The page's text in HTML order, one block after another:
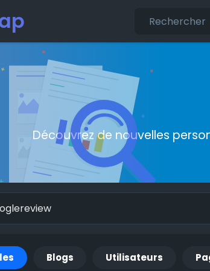
Découvrez de nouvelles
Blogs Utilisateurs